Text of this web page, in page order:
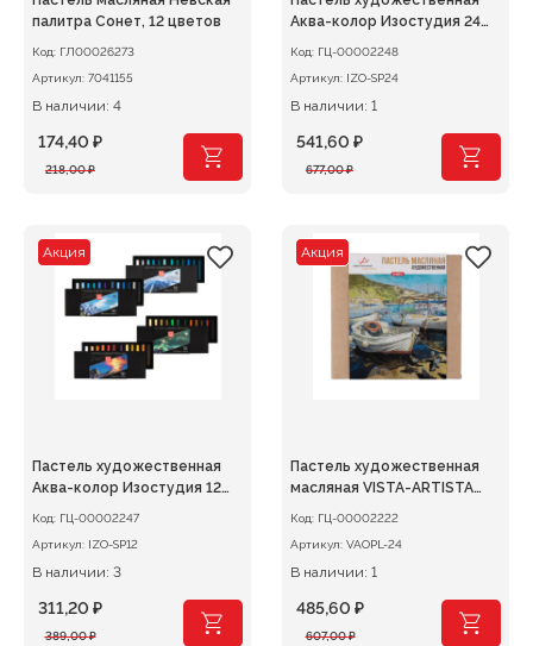
палитра Сонет, 12 цветов
Код: ГЛ00026273
Артикул: 7041155
В наличии: 4
218,00₽
Первоначальная
218,00 ₽.
174,40 ₽
Текущая
Аква-колор Изостудия 24
Код: ГЦ-00002248
Артикул: IZO-SP24
В наличии: 1
677,00₽
Первоначальная
677,00 ₽.
541,60 ₽
Текущая
Акция
Пастель художественная
Аква-колор Изостудия 12
Код: ГЦ-00002247
Артикул: IZO-SP12
В наличии: 3
389,00₽
Первоначальная
311,20 ₽
Текущая
Акция
Пастель художественная
масляная VISTA-ARTISTA
Limited edition 24 цв.
Код: ГЦ-00002222
Артикул: VAOPL-24
В наличии: 1
607,00₽
Первоначальная
485,60 ₽
Текущая